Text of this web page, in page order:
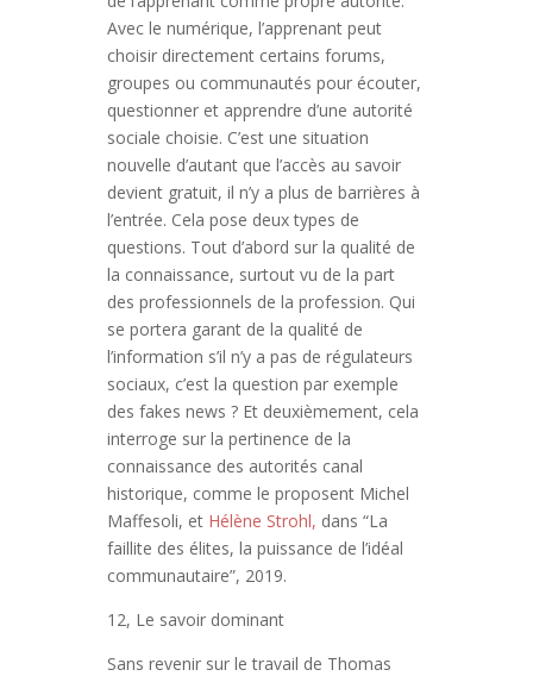
Avec le numérique, l’apprenant peut
choisir directement certains forums,
groupes ou communautés pour écouter,
questionner et apprendre d’une autorité
sociale choisie. C’est une situation
nouvelle d’autant que l’accès au savoir
devient gratuit, il n’y a plus de barrières à
l’entrée. Cela pose deux types de
questions. Tout d’abord sur la qualité de
la connaissance, surtout vu de la part
des professionnels de la profession. Qui
se portera garant de la qualité de
l’information s’il n’y a pas de régulateurs
sociaux, c’est la question par exemple
des fakes news ? Et deuxièmement, cela
interroge sur la pertinence de la
connaissance des autorités canal
historique, comme le proposent Michel
Maffesoli, et Hélène Strohl, dans “La
faillite des élites, la puissance de l’idéal
communautaire”, 2019.
12, Le savoir dominant
Sans revenir sur le travail de Thomas